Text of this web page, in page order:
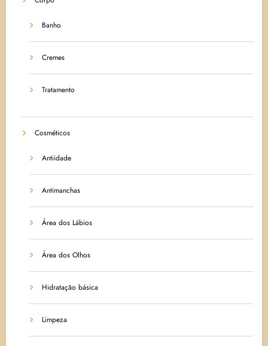
Banho
Cremes
Tratamento
Cosméticos
Antiidade
Antimanchas
Área dos Lábios
Área dos Olhos
Hidratação básica
Limpeza